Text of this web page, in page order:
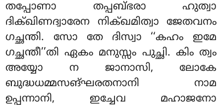
തപ്പോണാ തപ്പബ്ഭരാ ഹുത്വാ
ദിക്ഖിണദ്വാരേന നിക്ഖമിത്വാ ജേതവനം
ഗച്ഛന്തി. സോ തേ ദിസ്വാ ‘‘കഹം ഇമേ
ഗച്ഛന്തീ’’തി ഏകം മനുസ്സം പുച്ഛി. കിം ത്വം
അയ്യോ ന ജാനാസി, ലോകേ
ബുദ്ധധമ്മസങ്ഘരതനാനി നാമ
ഉപ്പന്നാനി, ഇച്ചേവ മഹാജനോ